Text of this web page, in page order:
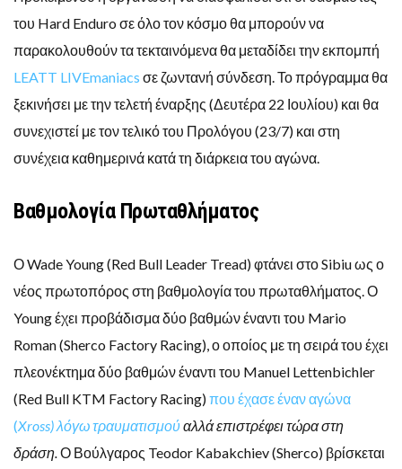
του Hard Enduro σε όλο τον κόσμο θα μπορούν να
παρακολουθούν τα τεκταινόμενα θα μεταδίδει την εκπομπή
LEATT LIVEmaniacs σε ζωντανή σύνδεση. Το πρόγραμμα θα
ξεκινήσει με την τελετή έναρξης (Δευτέρα 22 Ιουλίου) και θα
συνεχιστεί με τον τελικό του Προλόγου (23/7) και στη
συνέχεια καθημερινά κατά τη διάρκεια του αγώνα.
Βαθμολογία Πρωταθλήματος
Ο Wade Young (Red Bull Leader Tread) φτάνει στο Sibiu ως ο
νέος πρωτοπόρος στη βαθμολογία του πρωταθλήματος. Ο
Young έχει προβάδισμα δύο βαθμών έναντι του Mario
Roman (Sherco Factory Racing), ο οποίος με τη σειρά του έχει
πλεονέκτημα δύο βαθμών έναντι του Manuel Lettenbichler
(Red Bull KTM Factory Racing)που έχασε έναν αγώνα
(Xross) λόγω τραυματισμούαλλά επιστρέφει τώρα στη
δράση.Ο Βούλγαρος Teodor Kabakchiev (Sherco) βρίσκεται